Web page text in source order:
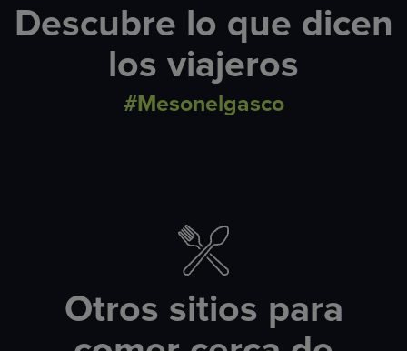
Descubre lo que dicen
los viajeros
#Mesonelgasco
Otros sitios para